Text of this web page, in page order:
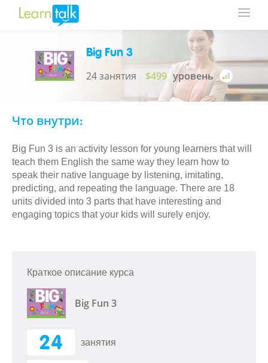
Big Fun 3
24 занятия $499 уровень
Что внутри:
Big Fun 3 is an activity lesson for young learners that will
teach them English the same way they learn how to
speak their native language by listening, imitating,
predicting, and repeating the language. There are 18
units divided into 3 parts that have interesting and
engaging topics that your kids will surely enjoy.
Краткое описание курса
Big Fun 3
24 занятия